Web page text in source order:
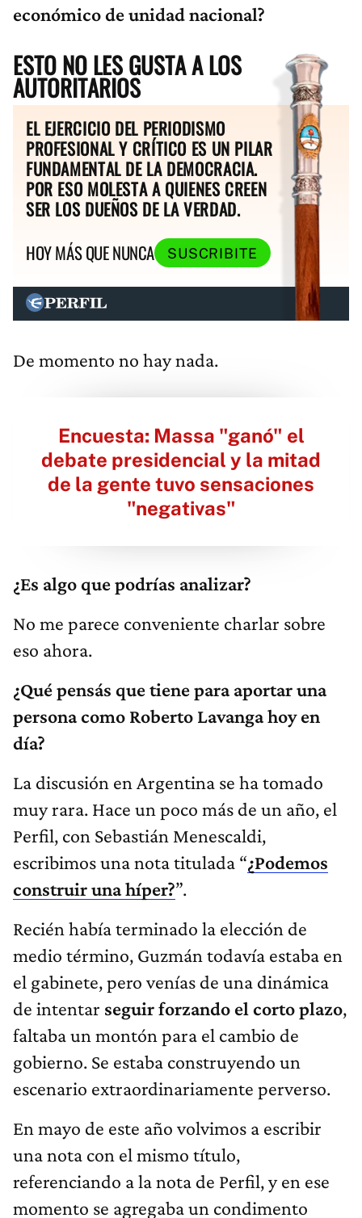
económico de unidad nacional?
ESTO NO LES GUSTA A LOS
AUTORITARIOS
EL EJERCICIO DEL PERIODISMO
PROFESIONAL Y CRÍTICO ES UN PILAR
FUNDAMENTAL DE LA DEMOCRACIA.
POR ESO MOLESTA A QUIENES CREEN
SER LOS DUEÑOS DE LA VERDAD.
HOY MÁS QUE NUNCA
SUSCRIBITE
De momento no hay nada.
Encuesta: Massa "ganó" el
debate presidencial y la mitad
de la gente tuvo sensaciones
"negativas"
¿Es algo que podrías analizar?
No me parece conveniente charlar sobre
eso ahora.
¿Qué pensás que tiene para aportar una
persona como Roberto Lavanga hoy en
día?
La discusión en Argentina se ha tomado
muy rara. Hace un poco más de un año, el
Perfil, con Sebastián Menescaldi,
escribimos una nota titulada “¿Podemos
construir una híper?”.
Recién había terminado la elección de
medio término, Guzmán todavía estaba en
el gabinete, pero venías de una dinámica
de intentar seguir forzando el corto plazo,
faltaba un montón para el cambio de
gobierno. Se estaba construyendo un
escenario extraordinariamente perverso.
En mayo de este año volvimos a escribir
una nota con el mismo título,
referenciando a la nota de Perfil, y en ese
momento se agregaba un condimento